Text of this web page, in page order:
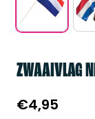
ZWAAIVLAG
€4,95